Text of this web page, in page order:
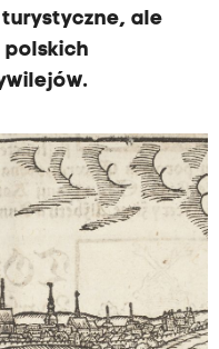
ale
polskich